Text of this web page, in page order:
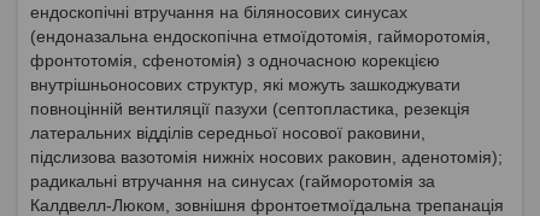
ендоскопічні втручання на біляносових синусах
(ендоназальна ендоскопічна етмоїдотомія, гайморотомія,
фронтотомія, сфенотомія) з одночасною корекцією
внутрішньоносових структур, які можуть зашкоджувати
повноцінній вентиляції пазухи (септопластика, резекція
латеральних відділів середньої носової раковини,
підслизова вазотомія нижніх носових раковин, аденотомія);
радикальні втручання на синусах (гайморотомія за
Калдвелл-Люком, зовнішня фронтоетмоїдальна трепанація